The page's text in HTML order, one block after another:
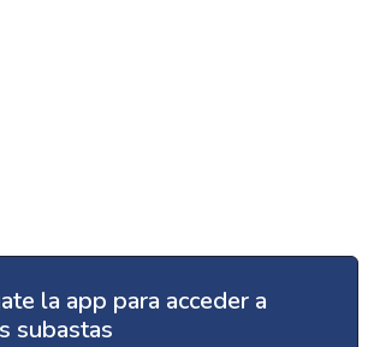
la app para acceder a
subastas